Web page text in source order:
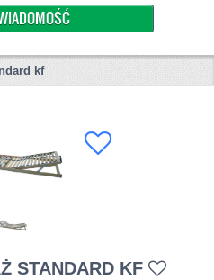
kf
STANDARD KF